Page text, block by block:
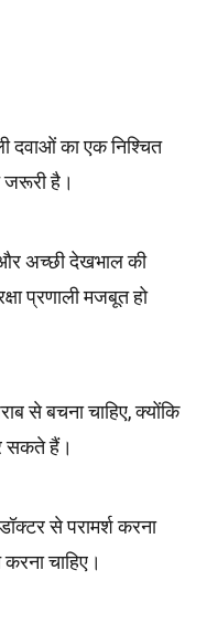
दवाओं का एक निश्चित
जरूरी है।
और अच्छी देखभाल की
प्रणाली मजबूत हो
से बचना चाहिए, क्योंकि
सकते हैं।
से परामर्श करना
चाहिए।